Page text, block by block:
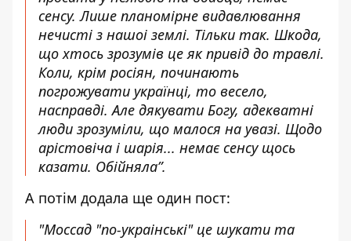
сенсу. Лише планомірне видавлювання
нечисті з нашоі землі. Тільки так. Шкода,
що хтось зрозумів це як привід до травлі.
Коли, крім росіян, починають
погрожувати українці, то весело,
насправді. Але дякувати Богу, адекватні
люди зрозуміли, що малося на увазі. Щодо
арістовіча і шарія... немає сенсу щось
казати. Обійняла”.
А потім додала ще один пост:
"Моссад "по-украінські" це шукати та